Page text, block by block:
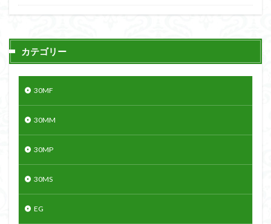
カテゴリー
30MF
30MM
30MP
30MS
EG